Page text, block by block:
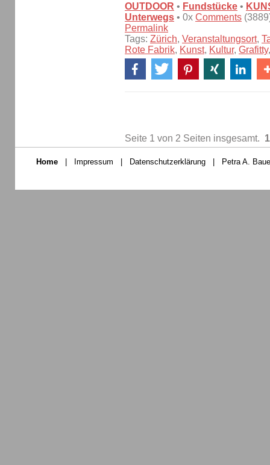
OUTDOOR • Fundstücke •
Unterwegs • 0x Comments
Permalink
Tags: Zürich, Veranstaltungsort,
Rote Fabrik, Kunst, Kultur, Grafitty
Seite 1 von 2 Seiten insgesamt. 1
Home | Impressum | Datenschutzerklärung | Petra A.